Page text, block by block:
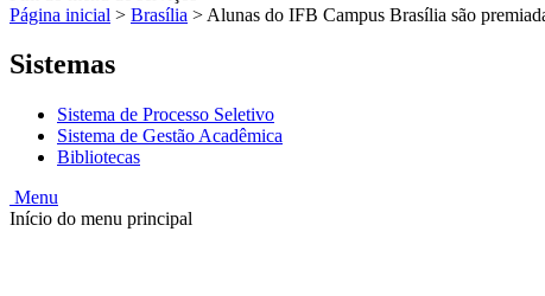
Página inicial > Brasília > Alunas do IFB Campus Brasília são
Sistemas
Sistema de Processo Seletivo
Sistema de Gestão Acadêmica
Bibliotecas
Menu
Início do menu principal